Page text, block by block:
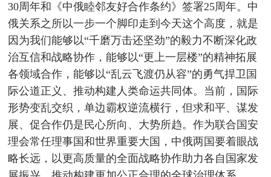
30周年和《中俄睦邻友好合作条约》签署25周年。中
俄关系之所以一步一个脚印走到今天这个高度，就是
因为我们能够以“千磨万击还坚劲”的毅力不断深化政
治互信和战略协作，能够以“更上一层楼”的精神拓展
各领域合作，能够以“乱云飞渡仍从容”的勇气捍卫国
际公道正义、推动构建人类命运共同体。当前，国际
形势变乱交织，单边霸权逆流横行，但求和平、谋发
展、促合作仍是民心所向、大势所趋。作为联合国安
理会常任理事国和世界重要大国，中俄两国要着眼战
略长远，以更高质量的全面战略协作助力各自国家发